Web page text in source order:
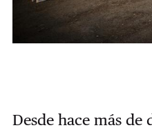
Desde hace más de